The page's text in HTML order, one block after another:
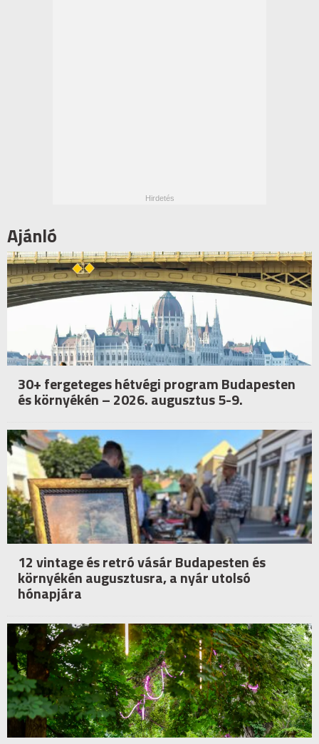
Ajánló
30+ fergeteges hétvégi program Budapesten
és környékén – 2026. augusztus 5-9.
12 vintage és retró vásár Budapesten és
környékén augusztusra, a nyár utolsó
hónapjára